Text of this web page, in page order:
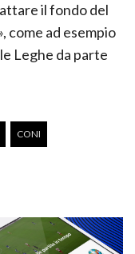
il fondo del
come ad esempio
Leghe da parte
CONI